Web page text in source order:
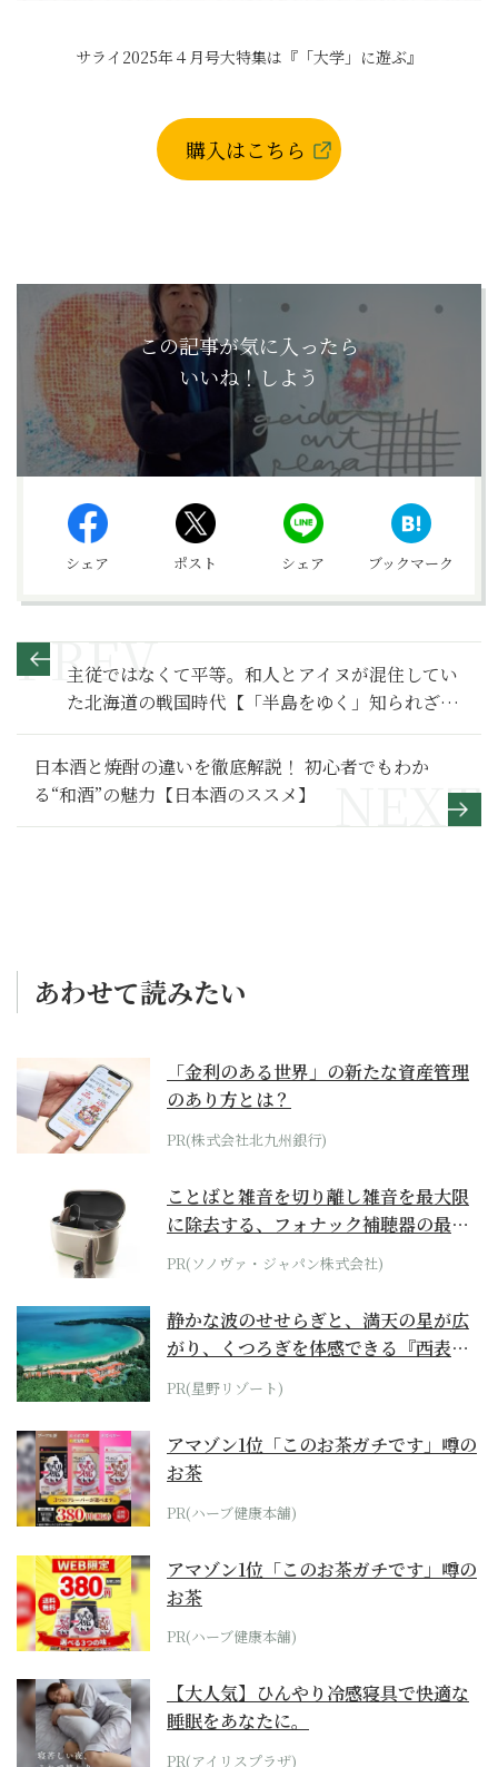
サライ2025年４月号大特集は『「大学」に遊ぶ』
購入はこちら
この記事が気に入ったら
いいね！しよう
シェア ポスト シェア ブックマーク
主従ではなくて平等。和人とアイヌが混住してい
た北海道の戦国時代【「半島をゆく」知られざる
北海道の歴史 ４】
日本酒と焼酎の違いを徹底解説！ 初心者でもわか
る“和酒”の魅力【日本酒のススメ】
あわせて読みたい
「金利のある世界」の新たな資産管理
のあり方とは？
PR(株式会社北九州銀行)
ことばと雑音を切り離し雑音を最大限
に除去する、フォナック補聴器の最上
位モデル
PR(ソノヴァ・ジャパン株式会社)
静かな波のせせらぎと、満天の星が広
がり、くつろぎを体感できる『西表島
ホテル by...
PR(星野リゾート)
アマゾン1位「このお茶ガチです」噂の
お茶
PR(ハーブ健康本舗)
アマゾン1位「このお茶ガチです」噂の
お茶
PR(ハーブ健康本舗)
【大人気】ひんやり冷感寝具で快適な
睡眠をあなたに。
PR(アイリスプラザ)